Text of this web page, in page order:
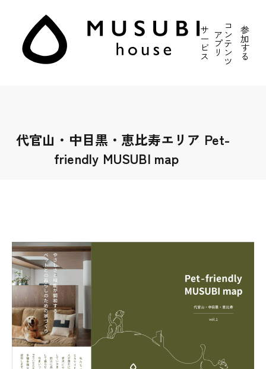
サ
ー
ビ
ス
ア
プ
リ
コ
ン
テ
ン
ツ
参
加
す
る
代官山・中目黒・恵比寿エリア Pet-
friendly MUSUBI map